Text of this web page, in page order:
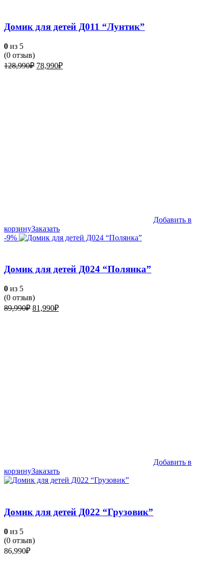
Домик для детей Д011 “Лунтик”
0 из 5
(0 отзыв)
128,990₽ Первоначальная
78,990₽Текущая
Добавить в
корзинуЗаказать
-9%
Домик для детей Д024 “Полянка”
0 из 5
(0 отзыв)
89,990₽ Первоначальная
81,990₽Текущая
Добавить в
корзинуЗаказать
Домик для детей Д022 “Грузовик”
0 из 5
(0 отзыв)
86,990₽